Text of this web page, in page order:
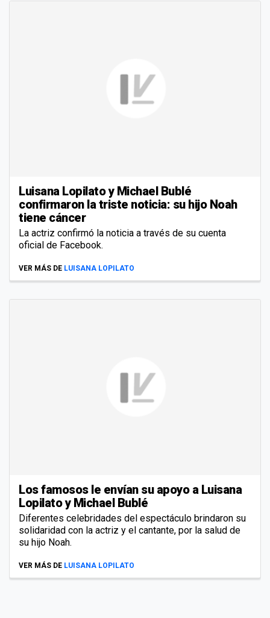
Luisana Lopilato y Michael Bublé
confirmaron la triste noticia: su hijo Noah
tiene cáncer
La actriz confirmó la noticia a través de su cuenta
oficial de Facebook.
VER MÁS DE LUISANA LOPILATO
Los famosos le envían su apoyo a Luisana
Lopilato y Michael Bublé
Diferentes celebridades del espectáculo brindaron su
solidaridad con la actriz y el cantante, por la salud de
su hijo Noah.
VER MÁS DE LUISANA LOPILATO